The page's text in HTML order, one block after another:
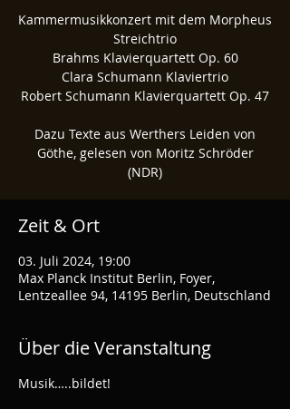
Kammermusikkonzert mit dem Morpheus
Streichtrio
Brahms Klavierquartett Op. 60
Clara Schumann Klaviertrio
Robert Schumann Klavierquartett Op. 47
Dazu Texte aus Werthers Leiden von
Göthe, gelesen von Moritz Schröder
(NDR)
Zeit & Ort
03. Juli 2024, 19:00
Max Planck Institut Berlin, Foyer,
Lentzeallee 94, 14195 Berlin, Deutschland
Über die Veranstaltung
Musik…..bildet!